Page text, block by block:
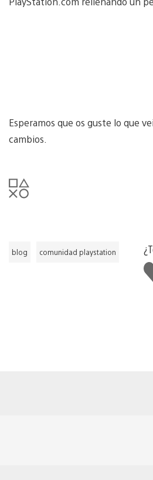
Esperamos que os guste lo que
cambios.
blog comunidad playstation